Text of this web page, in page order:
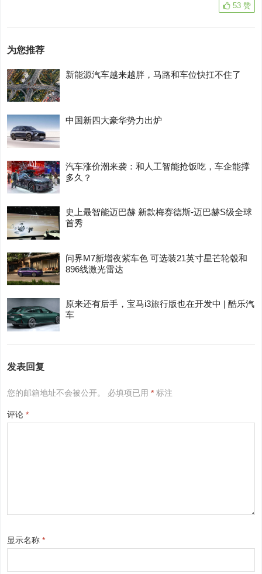
53 赞
为您推荐
新能源汽车越来越胖，马路和车位快扛不住了
中国新四大豪华势力出炉
汽车涨价潮来袭：和人工智能抢饭吃，车企能撑
多久？
史上最智能迈巴赫 新款梅赛德斯-迈巴赫S级全球
首秀
问界M7新增夜紫车色 可选装21英寸星芒轮毂和
896线激光雷达
原来还有后手，宝马i3旅行版也在开发中 | 酷乐汽
车
发表回复
您的邮箱地址不会被公开。 必填项已用* 标注
评论*
显示名称*